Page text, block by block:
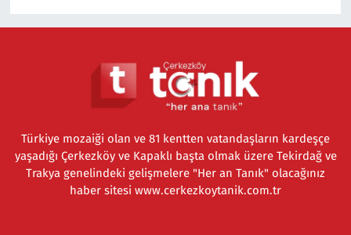
Türkiye mozaiği olan ve 81 kentten vatandaşların kardeşçe
yaşadığı Çerkezköy ve Kapaklı başta olmak üzere Tekirdağ ve
Trakya genelindeki gelişmelere "Her an Tanık" olacağınız
haber sitesi www.cerkezkoytanik.com.tr